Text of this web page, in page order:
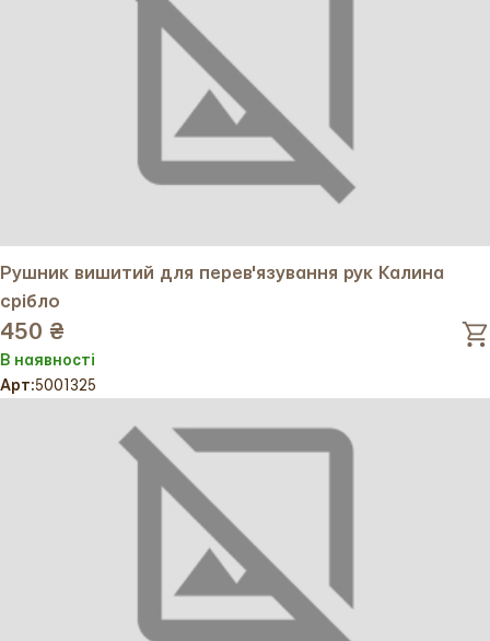
Духовна глибина: У християнській традиції виноград
символізує Божу благодать, єдність і святість.
Продовження роду: Виноград як символ родючості
побажає народження дітей і продовження
сімейного роду.
Цей рушник стане універсальним вибором для весілля,
й гармонію. Замовте його онлайн за доступною ціною з
можливістю індивідуального пошиття за вашими мірками.
Додайте цей унікальний виріб до свого обряду чи оселі,
обравши зручну доставку через наш інтернет-магазин!
Рушник вишитий для перев'язування рук Калина
срібло
450 ₴
В наявності
Арт:5001325